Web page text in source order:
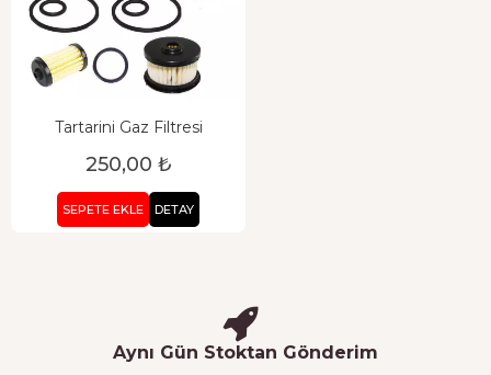
Tartarini Gaz Filtresi
250,00 ₺
SEPETE EKLE DETAY
Aynı Gün Stoktan Gönderim